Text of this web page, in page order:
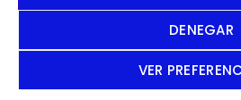
DENEGAR
VER